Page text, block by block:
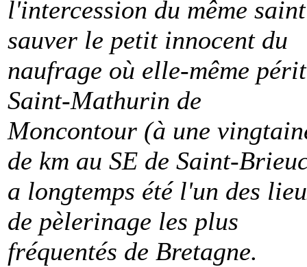
l'intercession du même
sauver le petit innocent du
naufrage où elle-même
Saint-Mathurin de
Moncontour (à une
de km au SE de Saint-
a longtemps été l'un des
de pèlerinage les plus
fréquentés de Bretagne.